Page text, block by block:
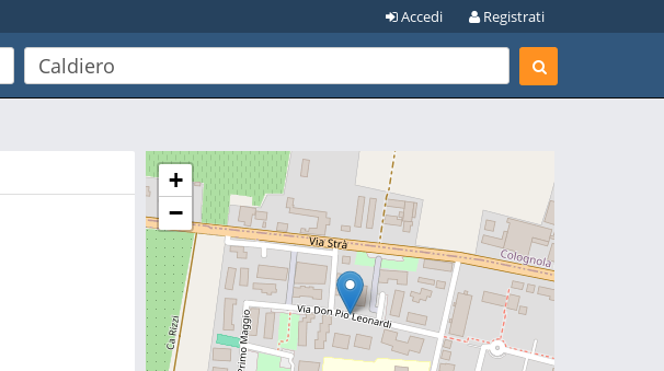
Registrati
Accedi
+
−